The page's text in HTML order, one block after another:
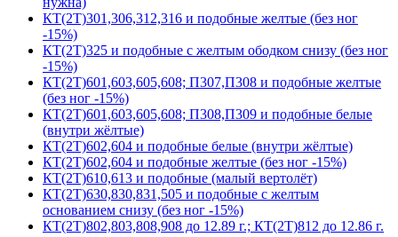
КТ(2Т)301,306,312,316 и подобные желтые (без ног
-15%)
КТ(2Т)325 и подобные с желтым ободком снизу (без ног
-15%)
КТ(2Т)601,603,605,608; П307,П308 и подобные желтые
(без ног -15%)
КТ(2Т)601,603,605,608; П308,П309 и подобные белые
(внутри жёлтые)
КТ(2Т)602,604 и подобные белые (внутри жёлтые)
КТ(2Т)602,604 и подобные желтые (без ног -15%)
КТ(2Т)610,613 и подобные (малый вертолёт)
КТ(2Т)630,830,831,505 и подобные с желтым
основанием снизу (без ног -15%)
КТ(2Т)802,803,808,908 до 12.89 г.; КТ(2Т)812 до 12.86 г.